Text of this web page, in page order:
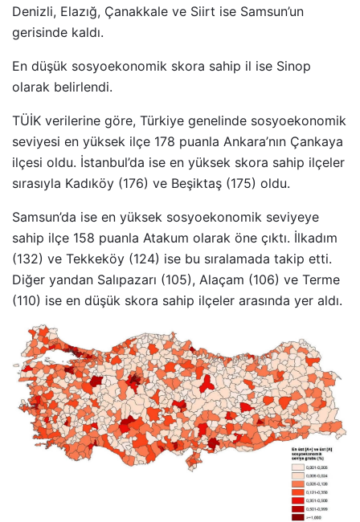
Denizli, Elazığ, Çanakkale ve Siirt ise Samsun’un
gerisinde kaldı.
En düşük sosyoekonomik skora sahip il ise Sinop
olarak belirlendi.
TÜİK verilerine göre, Türkiye genelinde sosyoekonomik
seviyesi en yüksek ilçe 178 puanla Ankara’nın Çankaya
ilçesi oldu. İstanbul’da ise en yüksek skora sahip ilçeler
sırasıyla Kadıköy (176) ve Beşiktaş (175) oldu.
Samsun’da ise en yüksek sosyoekonomik seviyeye
sahip ilçe 158 puanla Atakum olarak öne çıktı. İlkadım
(132) ve Tekkeköy (124) ise bu sıralamada takip etti.
Diğer yandan Salıpazarı (105), Alaçam (106) ve Terme
(110) ise en düşük skora sahip ilçeler arasında yer aldı.